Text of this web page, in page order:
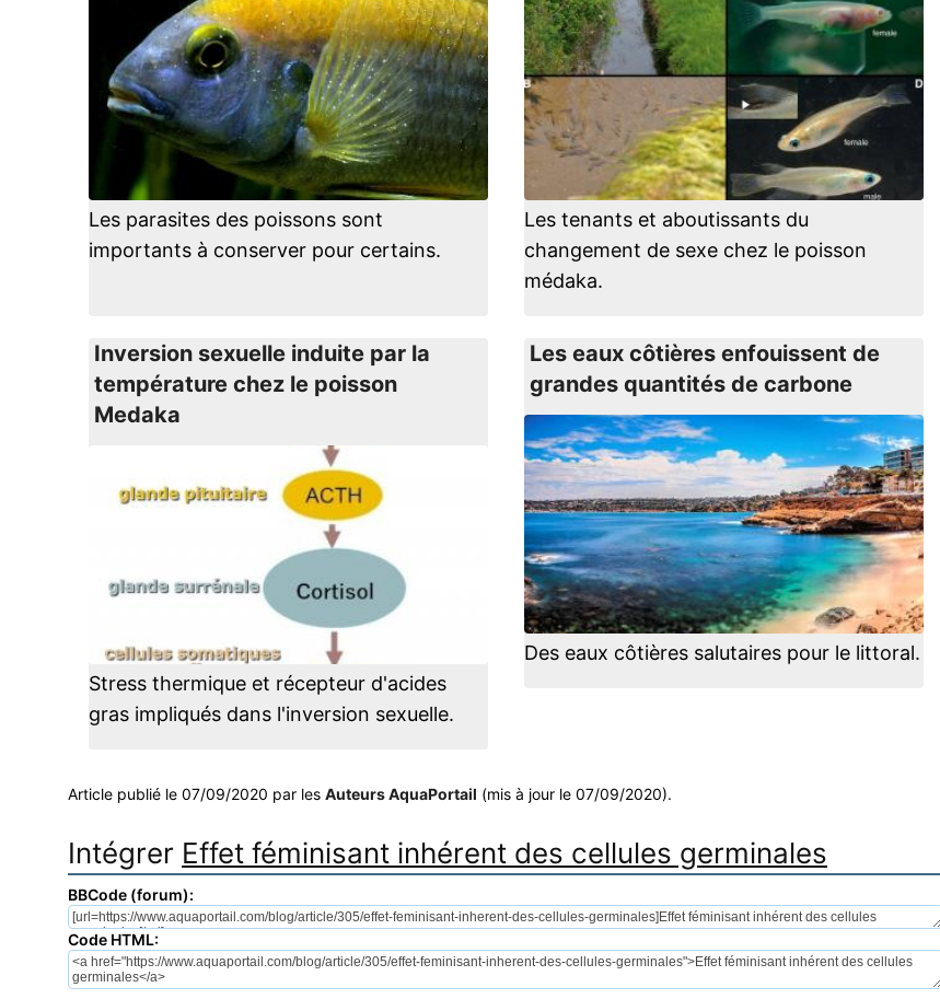
Les parasites des poissons sont
importants à conserver pour certains.
Les tenants et aboutissants du
changement de sexe chez le poisson
médaka.
Inversion sexuelle induite par la
température chez le poisson
Medaka
Stress thermique et récepteur d'acides
gras impliqués dans l'inversion sexuelle.
Les eaux côtières enfouissent de
grandes quantités de carbone
Des eaux côtières salutaires pour le littoral.
Article publié le 07/09/2020 par les Auteurs AquaPortail (mis à jour le 07/09/2020).
Intégrer Effet féminisant inhérent des cellules germinales
BBCode (forum):
Code HTML: